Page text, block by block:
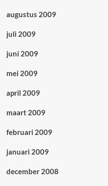
augustus 2009
juli 2009
juni 2009
mei 2009
april 2009
maart 2009
februari 2009
januari 2009
december 2008